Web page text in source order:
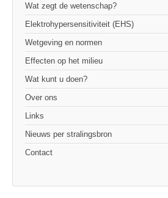
Wat zegt de wetenschap?
Elektrohypersensitiviteit (EHS)
Wetgeving en normen
Effecten op het milieu
Wat kunt u doen?
Over ons
Links
Nieuws per stralingsbron
Contact